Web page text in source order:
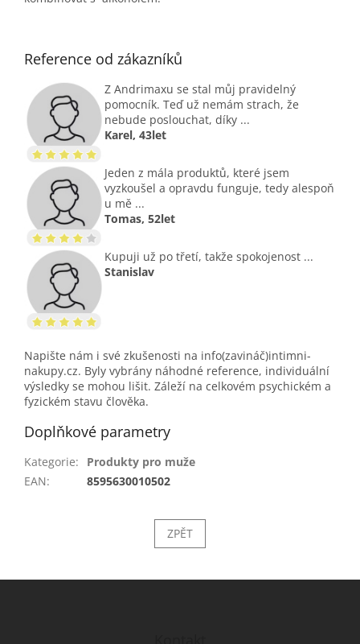
Reference od zákazníků
Z Andrimaxu se stal můj pravidelný
pomocník. Teď už nemám strach, že
nebude poslouchat, díky ...
Karel, 43let
Jeden z mála produktů, které jsem
vyzkoušel a opravdu funguje, tedy alespoň
u mě ...
Tomas, 52let
Kupuji už po třetí, takže spokojenost ...
Stanislav
Napište nám i své zkušenosti na info(zavináč)intimni-
nakupy.cz. Byly vybrány náhodné reference, individuální
výsledky se mohou lišit. Záleží na celkovém psychickém a
fyzickém stavu člověka.
Doplňkové parametry
Kategorie:
Produkty pro muže
EAN: 8595630010502
ZPĚT
Z